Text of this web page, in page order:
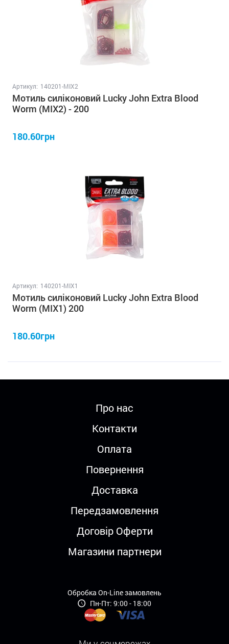
Артикул: 140201-MIX2
Мотиль силіконовий Lucky John Extra Blood
Worm (MIX2) - 200
180.60грн
Артикул: 140201-MIX1
Мотиль силіконовий Lucky John Extra Blood
Worm (MIX1) 200
180.60грн
Про нас
Контакти
Оплата
Повернення
Доставка
Передзамовлення
Договір Оферти
Магазини партнери
Обробка On-Line замовлень
Пн-Пт: 9:00 - 18:00